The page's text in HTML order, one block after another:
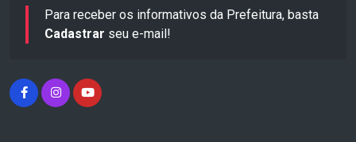
Para receber os informativos da Prefeitura, basta
Cadastrar seu e-mail!